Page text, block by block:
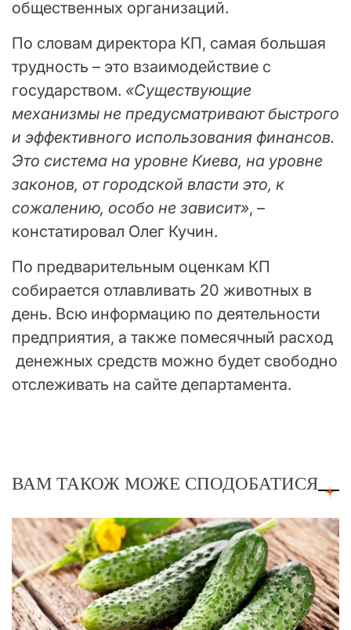
общественных организаций.
По словам директора КП, самая большая
трудность – это взаимодействие с
государством. «Существующие
механизмы не предусматривают быстрого
и эффективного использования финансов.
Это система на уровне Киева, на уровне
законов, от городской власти это, к
сожалению, особо не зависит», –
констатировал Олег Кучин.
По предварительным оценкам КП
собирается отлавливать 20 животных в
день. Всю информацию по деятельности
предприятия, а также помесячный расход
денежных средств можно будет свободно
отслеживать на сайте департамента.
ВАМ ТАКОЖ МОЖЕ СПОДОБАТИСЯ